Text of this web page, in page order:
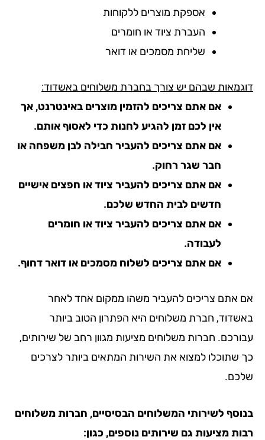
אספקת מוצרים ללקוחות
העברת ציוד או חומרים
שליחת מסמכים או דואר
שבהם יש צורך בחברת משלוחים באשדוד:
אם אתם צריכים להזמין מוצרים באינטרנט, אך
אין לכם זמן להגיע לחנות כדי לאסוף אותם.
אם אתם צריכים להעביר חבילה לבן משפחה או
חבר שגר רחוק.
אם אתם צריכים להעביר ציוד או חפצים אישיים
חדשים לבית החדש שלכם.
אם אתם צריכים להעביר ציוד או חומרים
לעבודה.
אם אתם צריכים לשלוח מסמכים או דואר דחוף.
אתם צריכים להעביר משהו ממקום אחד לאחר
חברת משלוחים היא הפתרון הטוב ביותר
חברות משלוחים מציעות מגוון רחב של שירותים,
שתוכלו למצוא את השירות המתאים ביותר לצרכים
לשירותי המשלוחים הבסיסיים, חברות משלוחים
מציעות גם שירותים נוספים, כגון: